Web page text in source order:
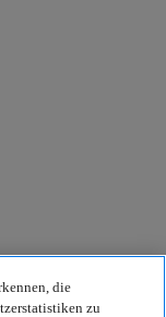
die
zu